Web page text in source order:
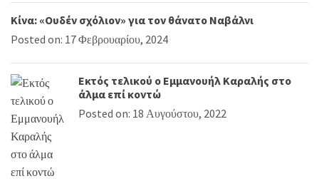
Κίνα: «Ουδέν σχόλιον» για τον θάνατο Ναβάλνι
Posted on: 17 Φεβρουαρίου, 2024
Εκτός τελικού ο Εμμανουήλ Καραλής στο
άλμα επί κοντώ
Posted on: 18 Αυγούστου, 2022